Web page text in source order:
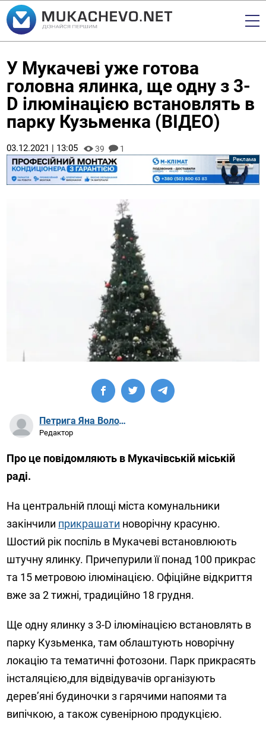
У Мукачеві уже готова
головна ялинка, ще одну з 3-
D ілюмінацією встановлять в
парку Кузьменка (ВІДЕО)
03.12.2021 | 13:05 39 1
Петрига Яна Володимирівна
Редактор
Про це повідомляють в Мукачівській міській
раді.
На центральній площі міста комунальники
закінчили прикрашати новорічну красуню.
Шостий рік поспіль в Мукачеві встановлюють
штучну ялинку. Причепурили її понад 100 прикрас
та 15 метровою ілюмінацією. Офіційне відкриття
вже за 2 тижні, традиційно 18 грудня.
Ще одну ялинку з 3-D ілюмінацією встановлять в
парку Кузьменка, там облаштують новорічну
локацію та тематичні фотозони. Парк прикрасять
інсталяцією,для відвідувачів організують
дерев’яні будиночки з гарячими напоями та
випічкою, а також сувенірною продукцією.